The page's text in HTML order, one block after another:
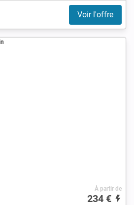
Voir l'offre
À partir de
234 €